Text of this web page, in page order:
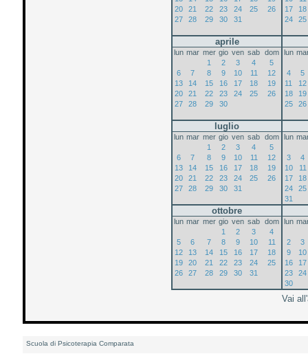
20
21 22 23 24 25
26
27
28 29 30 31
17
18
24
25
aprile
lun mar mer gio ven sab dom
1
2 3 4
5
6
7 8 9 10 11
12
13
14 15 16 17 18
19
20
21 22 23 24 25
26
27
28 29 30
lun
4
5
11
12
18
19
25
26
luglio
lun mar mer gio ven sab dom
1
2 3 4
5
6
7 8 9 10 11
12
13
14 15 16 17 18
19
20
21 22 23 24 25
26
27
28 29 30 31
lun
3
4
10
11
17
18
24
25
31
ottobre
lun mar mer gio ven sab dom
1
2 3
4
5
6 7 8 9 10
11
12
13 14 15 16 17
18
19
20 21 22 23 24
25
26
27 28 29 30 31
lun
2
3
9
10
16
17
23
24
30
Vai
Scuola di Psicoterapia Comparata